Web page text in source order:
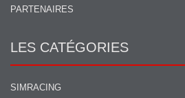
PARTENAIRES
LES CATÉGORIES
SIMRACING